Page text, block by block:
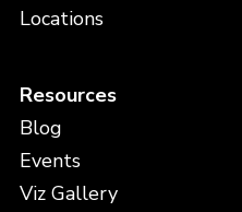
Locations
Resources
Blog
Events
Viz Gallery